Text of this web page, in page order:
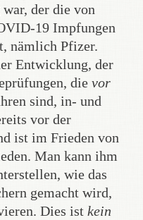
der die von
19 Impfungen
nämlich Pfizer.
Entwicklung, der
die vor
sind, in- und
vor der
ist im Frieden von
Man kann ihm
wie das
gemacht wird,
Dies ist kein